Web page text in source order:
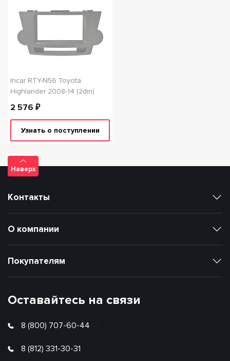
Incar RTY-N56 Toyota
Highlander 2008-14 (2din)
2 576 ₽
Узнать о поступлении
Наверх
Оставайтесь на связи
8 (800) 707-60-44
8 (812) 331-30-31
Покупателям
О компании
Контакты